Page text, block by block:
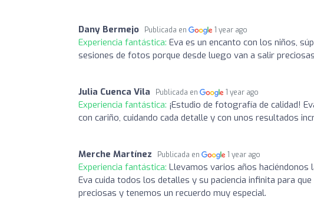
Dany Bermejo Publicada en 1 year ago
Experiencia fantástica: Eva es un encanto con los niños,
sesiones de fotos porque desde luego van a salir
Julia Cuenca Vila Publicada en 1 year ago
Experiencia fantástica: ¡Estudio de fotografía de calidad!
con cariño, cuidando cada detalle y con unos resultados
Merche Martínez Publicada en 1 year ago
Experiencia fantástica: Llevamos varios años haciéndonos
Eva cuida todos los detalles y su paciencia infinita para
preciosas y tenemos un recuerdo muy especial.